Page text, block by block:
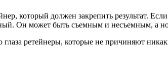
который должен закрепить результат.
Он может быть съемным и несъемным, а
ретейнеры, которые не причиняют